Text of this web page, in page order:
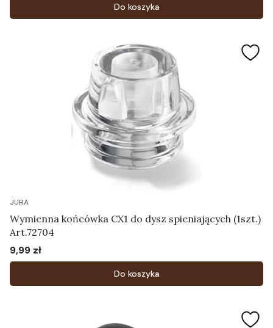
Do koszyka
JURA
Wymienna końcówka CX1 do dysz spieniających (1szt.)
Art.72704
Cena
9,99 zł
Do koszyka